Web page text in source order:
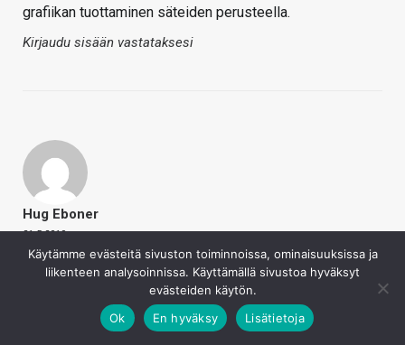
grafiikan tuottaminen säteiden perusteella.
Kirjaudu sisään vastataksesi
Hug Eboner
21.5.2019
Ostohousut on jo jalassa ja hankintaan menee mikäli
3dfx:tä tai matroxilta ei tule parempia.
Kirjaudu sisään vastataksesi
Käytämme evästeitä sivuston toiminnoissa, ominaisuuksissa ja
liikenteen analysoinnissa. Käyttämällä sivustoa hyväksyt
evästeiden käytön.
Ok
En hyväksy Lisätietoja